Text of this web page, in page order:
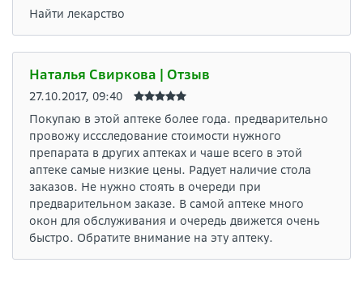
Найти лекарство
Наталья Свиркова | Отзыв
27.10.2017, 09:40
Покупаю в этой аптеке более года. предварительно
провожу иссследование стоимости нужного
препарата в других аптеках и чаше всего в этой
аптеке самые низкие цены. Радует наличие стола
заказов. Не нужно стоять в очереди при
предварительном заказе. В самой аптеке много
окон для обслуживания и очередь движется очень
быстро. Обратите внимание на эту аптеку.